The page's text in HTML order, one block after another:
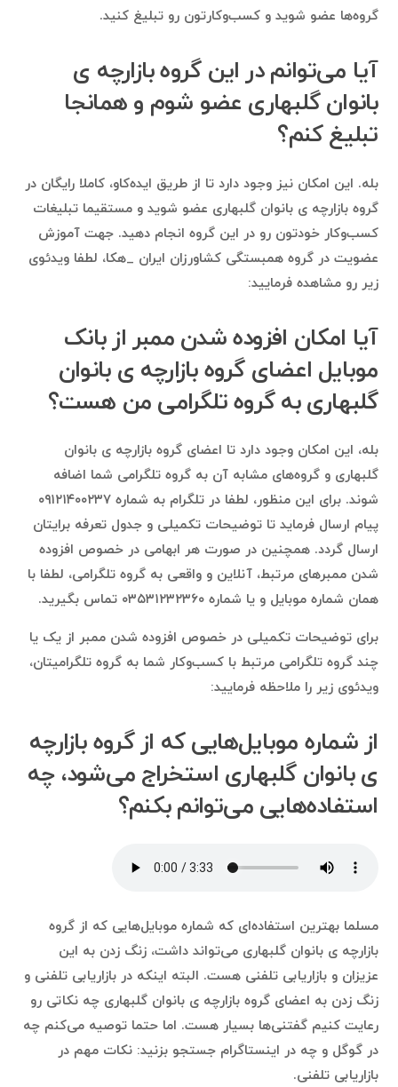
گروه‌ها عضو شوید و کسب‌وکارتون رو تبلیغ کنید.
آیا می‌توانم در این گروه بازارچه ی
بانوان گلبهاری عضو شوم و همانجا
تبلیغ کنم؟
بله. این امکان نیز وجود دارد تا از طریق ایده‌کاو، کاملا رایگان در
گروه بازارچه ی بانوان گلبهاری عضو شوید و مستقیما تبلیغات
کسب‌وکار خودتون رو در این گروه انجام دهید. جهت آموزش
عضویت در گروه همبستگی کشاورزان ایران _هکا، لطفا ویدئوی
زیر رو مشاهده فرمایید:
آیا امکان افزوده شدن ممبر از بانک
موبایل اعضای گروه بازارچه ی بانوان
گلبهاری به گروه تلگرامی من هست؟
بله، این امکان وجود دارد تا اعضای گروه بازارچه ی بانوان
گلبهاری و گروه‌های مشابه آن به گروه تلگرامی شما اضافه
شوند. برای این منظور، لطفا در تلگرام به شماره ۰۹۱۲۱۴۰۰۲۳۷
پیام ارسال فرماید تا توضیحات تکمیلی و جدول تعرفه برایتان
ارسال گردد. همچنین در صورت هر ابهامی در خصوص افزوده
شدن ممبرهای مرتبط، آنلاین و واقعی به گروه تلگرامی، لطفا با
همان شماره موبایل و یا شماره ۰۳۵۳۱۲۳۲۳۶۰ تماس بگیرید.
برای توضیحات تکمیلی در خصوص افزوده شدن ممبر از یک یا
چند گروه تلگرامی مرتبط با کسب‌وکار شما به گروه تلگرامیتان،
ویدئوی زیر را ملاحظه فرمایید:
از شماره موبایل‌هایی که از گروه بازارچه
ی بانوان گلبهاری استخراج می‌شود، چه
استفاده‌هایی می‌توانم بکنم؟
مسلما بهترین استفاده‌ای که شماره موبایل‌هایی که از گروه
بازارچه ی بانوان گلبهاری می‌تواند داشت، زنگ زدن به این
عزیزان و بازاریابی تلفنی هست. البته اینکه در بازاریابی تلفنی و
زنگ زدن به اعضای گروه بازارچه ی بانوان گلبهاری چه نکاتی رو
رعایت کنیم گفتنی‌ها بسیار هست. اما حتما توصیه می‌کنم چه
در گوگل و چه در اینستاگرام جستجو بزنید: نکات مهم در
بازاریابی تلفنی.